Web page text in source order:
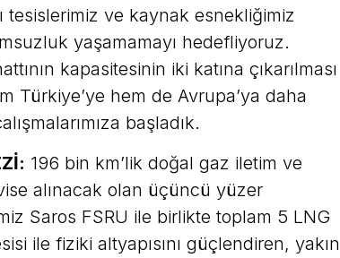
tesislerimiz ve kaynak esnekliğimiz
yaşamamayı hedefliyoruz.
kapasitesinin iki katına çıkarılması
Türkiye’ye hem de Avrupa’ya daha
başladık.
196 bin km’lik doğal gaz iletim ve
alınacak olan üçüncü yüzer
Saros FSRU ile birlikte toplam 5 LNG
ile fiziki altyapısını güçlendiren, yakın